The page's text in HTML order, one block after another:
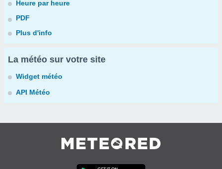
Heure par heure
PDF
Plus d'info
La météo sur votre site
Widget météo
API Météo